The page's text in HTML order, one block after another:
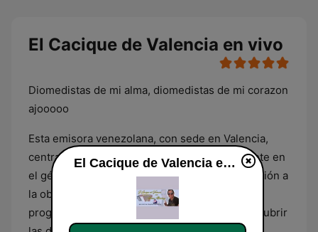
El Cacique de Valencia en vivo
Diomedistas de mi alma, diomedistas de mi corazon
ajooooo
Esta emisora venezolana, con sede en Valencia,
centra su propuesta radiofónica exclusivamente en
el género del vallenato, con una especial atención a
la obra y el legado de Diomedes Díaz. Su
programación musical está estructurada para cubrir
El Cacique de Valencia en directo